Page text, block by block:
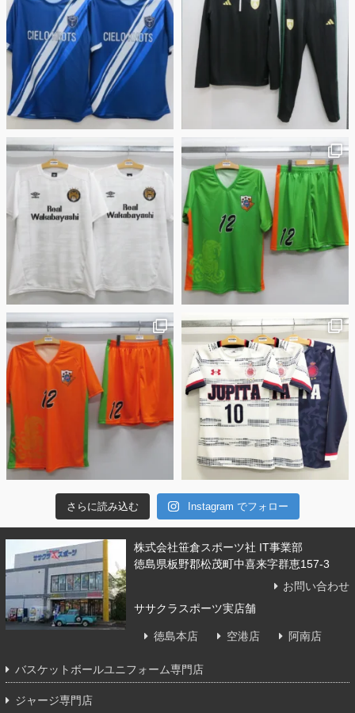
さらに読み込む Instagram でフォロー
株式会社笹倉スポーツ社 IT事業部
徳島県板野郡松茂町中喜来字群恵157-3
お問い合わせ
ササクラスポーツ実店舗
徳島本店 空港店 阿南店
バスケットボールユニフォーム専門店
ジャージ専門店